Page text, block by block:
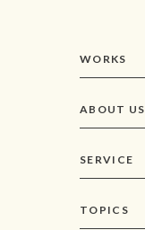
WORKS
ABOUT US
SERVICE
TOPICS